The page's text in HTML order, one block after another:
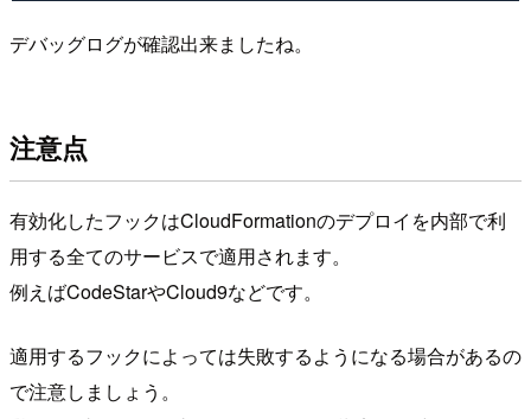
デバッグログが確認出来ましたね。
注意点
有効化したフックはCloudFormationのデプロイを内部で利
用する全てのサービスで適用されます。
例えばCodeStarやCloud9などです。
適用するフックによっては失敗するようになる場合があるの
で注意しましょう。